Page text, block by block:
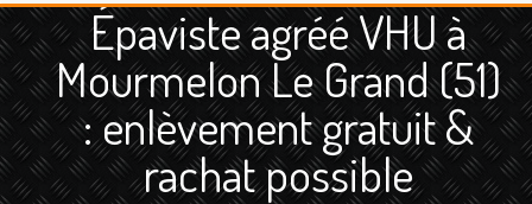
ENLÈVEMENTÉPAVE
Quoi?
Scooteret Moto
Camion et Poids Lourd
Épaviste agréé VHU à
Mourmelon Le Grand (51)
: enlèvement gratuit &
rachat possible